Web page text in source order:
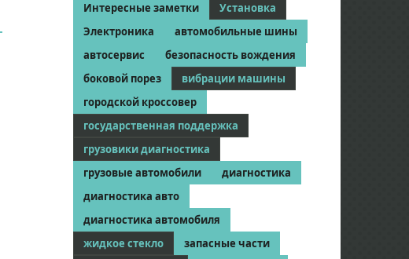
Интересные заметки
Установка
Электроника
автомобильные шины
автосервис
безопасность вождения
боковой порез
вибрации машины
городской кроссовер
государственная поддержка
грузовики диагностика
грузовые автомобили
диагностика
диагностика авто
диагностика автомобиля
жидкое стекло
запасные части